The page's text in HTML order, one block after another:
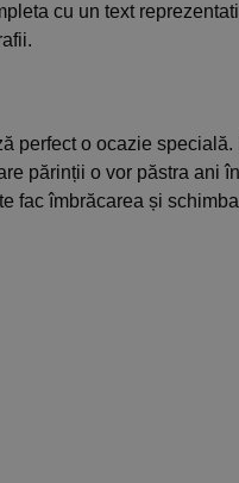
cu un text
perfect o ocazie
părinții o vor păstra
fac îmbrăcarea și